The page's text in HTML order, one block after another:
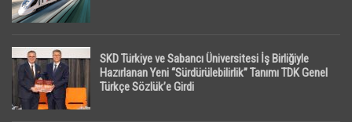
SKD Türkiye ve Sabancı Üniversitesi İş Birliğiyle
Hazırlanan Yeni “Sürdürülebilirlik” Tanımı TDK Genel
Türkçe Sözlük’e Girdi